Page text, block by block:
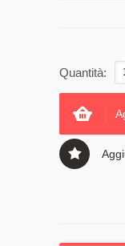
Quantità: